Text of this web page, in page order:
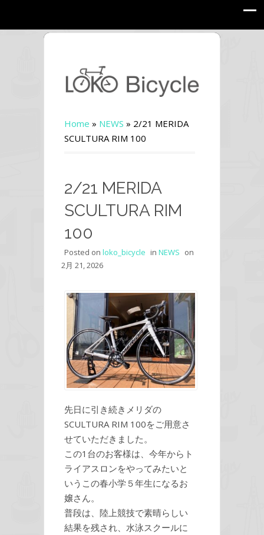
Home » NEWS » 2/21 MERIDA
SCULTURA RIM 100
2/21 MERIDA
SCULTURA RIM
100
Posted on loko_bicycle in NEWS on
2月 21, 2026
先日に引き続きメリダの
SCULTURA RIM 100をご用意さ
せていただきました。
この1台のお客様は、今年からト
ライアスロンをやってみたいと
いうこの春小学５年生になるお
嬢さん。
普段は、陸上競技で素晴らしい
結果を残され、水泳スクールに